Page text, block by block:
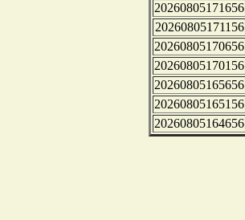
20260805171656
20260805171156
20260805170656
20260805170156
20260805165656
20260805165156
20260805164656